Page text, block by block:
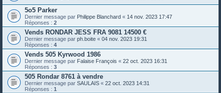
5o5 Parker
Dernier message par Philippe Blanchard « 14 nov. 2023 17:47
Réponses : 2
Vends RONDAR JESS FRA 9081 14500 €
Dernier message par ph.boite « 04 nov. 2023 19:31
Réponses : 4
Vends 505 Kyrwood 1986
Dernier message par Falaise François « 22 oct. 2023 16:31
Réponses : 3
505 Rondar 8761 à vendre
Dernier message par SAULAIS « 22 oct. 2023 14:31
Réponses : 1